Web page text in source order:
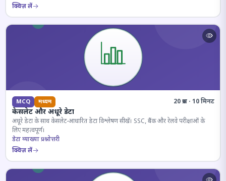
क्विज़ लें
MCQ मध्यम 20 प्रश्न · 10 मिनट
केसलेट और अधूरे डेटा
अधूरे डेटा के साथ केसलेट-आधारित डेटा विश्लेषण सीखें। SSC, बैंक और रेलवे परीक्षाओं के
लिए महत्वपूर्ण।
डेटा व्याख्या प्रश्नोत्तरी
क्विज़ लें